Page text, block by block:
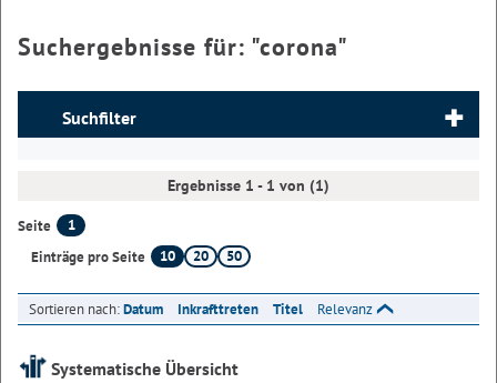
Suchergebnisse für: "corona"
Suchfilter
Ergebnisse 1 - 1 von (1)
Seite
1
Einträge pro Seite
10 20 50
Sortieren nach:Datum Inkrafttreten Titel Relevanz
Systematische Übersicht